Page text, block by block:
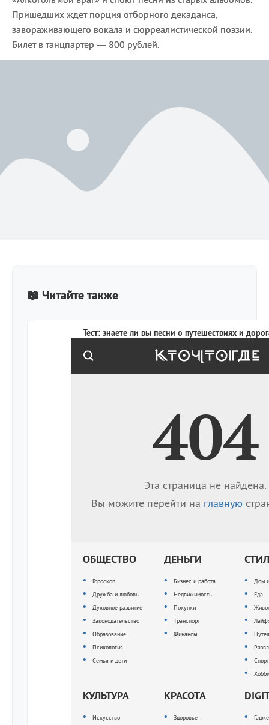
Пришедших ждет порция отборного декаданса,
завораживающего вокала и сюрреалистической поэзии.
Билет в танцпартер — 800 рублей.
📖 Читайте также
Тест: знаете ли вы песни о путешествиях и